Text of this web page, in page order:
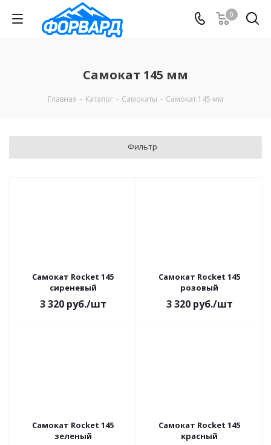
0
Самокат 145 мм
Главная - Каталог - Самокаты - Самокат 145 мм
Фильтр
Самокат Rocket 145
сиреневый
3 320руб./шт
Самокат Rocket 145
розовый
3 320руб./шт
Самокат Rocket 145
зеленый
Самокат Rocket 145
красный